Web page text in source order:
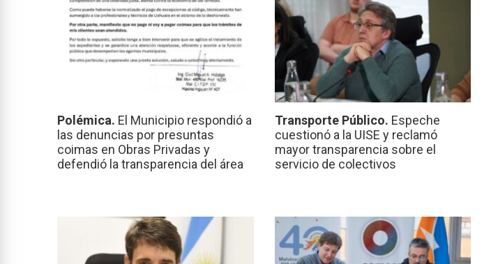
Polémica. El Municipio respondió a
las denuncias por presuntas
coimas en Obras Privadas y
defendió la transparencia del área
Transporte Público. Espeche
cuestionó a la UISE y reclamó
mayor transparencia sobre el
servicio de colectivos